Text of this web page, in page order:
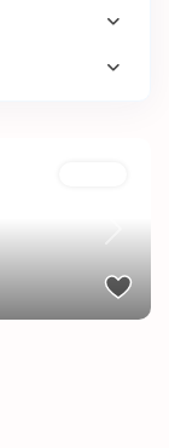
Next